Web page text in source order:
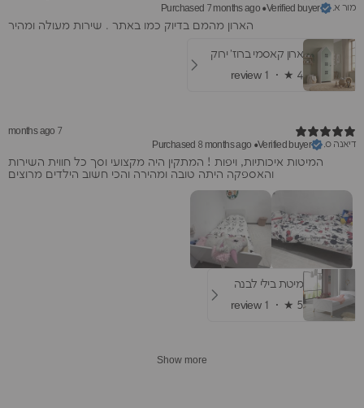
מור א.
Verified buyer
•
Purchased 7 months ago
הארון מהמם בדיוק כמו באתר . שירות מעולה ומהיר
ארון קאסמי ברוז' ירוק
4
★ ·
1 review
7 months ago
דיאנה ס.
Verified buyer
•
Purchased 8 months ago
המיטות איכותיות, ויפות ! המתקין היה מקצועי וסך כל חווית השירות
והאספקה היתה טובה ומהירה והכי חשוב הילדים מרוצים
מיטת בילי לבנה
5
★ ·
1 review
Show more